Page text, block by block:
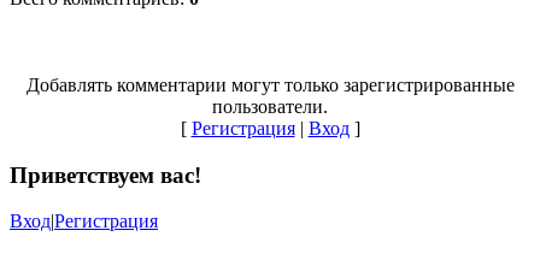
Добавлять комментарии могут только зарегистрированные
пользователи.
[ Регистрация| Вход]
Приветствуем вас!
Вход|Регистрация